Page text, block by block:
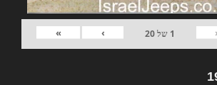
‹
1 של20
›
»